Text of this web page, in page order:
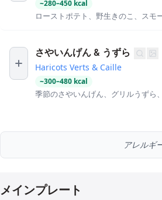
~280–450 kcal
ローストポテト、野生きのこ、スモ
さやいんげん & うずら
Haricots Verts & Caille
~300–480 kcal
季節のさやいんげん、グリルうずら
アレルギ
メインプレート